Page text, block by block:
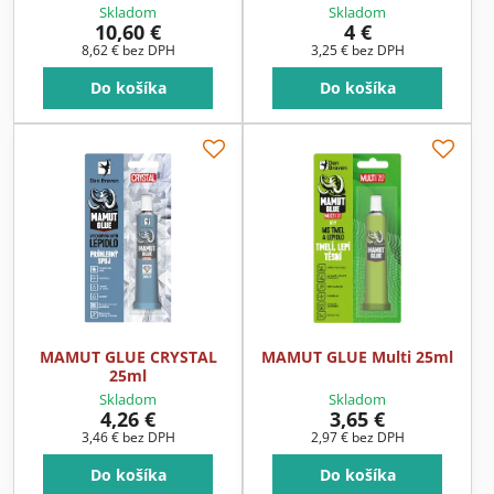
Skladom
10,60 €
8,62 € bez DPH
Do košíka
Skladom
4 €
3,25 € bez DPH
Do košíka
MAMUT GLUE CRYSTAL
25ml
Skladom
4,26 €
3,46 € bez DPH
Do košíka
MAMUT GLUE Multi 25ml
Skladom
3,65 €
2,97 € bez DPH
Do košíka